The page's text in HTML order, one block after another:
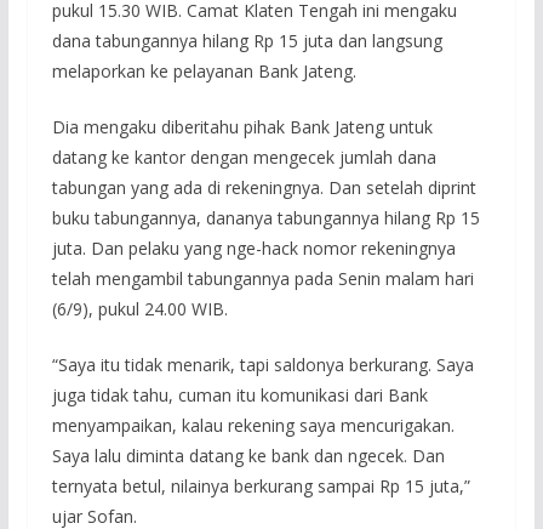
pukul 15.30 WIB. Camat Klaten Tengah ini mengaku
dana tabungannya hilang Rp 15 juta dan langsung
melaporkan ke pelayanan Bank Jateng.
Dia mengaku diberitahu pihak Bank Jateng untuk
datang ke kantor dengan mengecek jumlah dana
tabungan yang ada di rekeningnya. Dan setelah diprint
buku tabungannya, dananya tabungannya hilang Rp 15
juta. Dan pelaku yang nge-hack nomor rekeningnya
telah mengambil tabungannya pada Senin malam hari
(6/9), pukul 24.00 WIB.
“Saya itu tidak menarik, tapi saldonya berkurang. Saya
juga tidak tahu, cuman itu komunikasi dari Bank
menyampaikan, kalau rekening saya mencurigakan.
Saya lalu diminta datang ke bank dan ngecek. Dan
ternyata betul, nilainya berkurang sampai Rp 15 juta,”
ujar Sofan.